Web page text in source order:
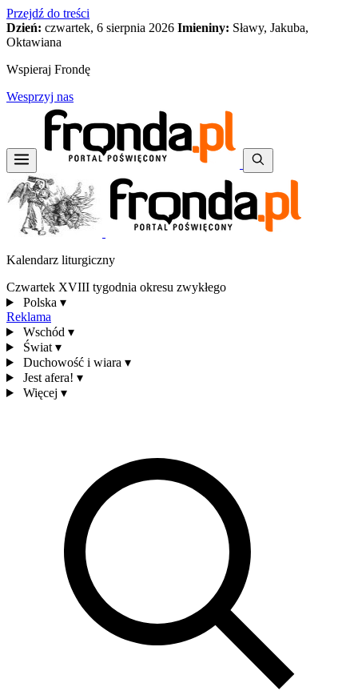
Przejdź do treści
Dzień: czwartek, 6 sierpnia 2026 Imieniny: Sławy, Jakuba,
Oktawiana
Wspieraj Frondę
Wesprzyj nas
Kalendarz liturgiczny
Czwartek XVIII tygodnia okresu zwykłego
Polska ▾
Reklama
Wschód ▾
Świat ▾
Duchowość i wiara ▾
Jest afera! ▾
Więcej ▾